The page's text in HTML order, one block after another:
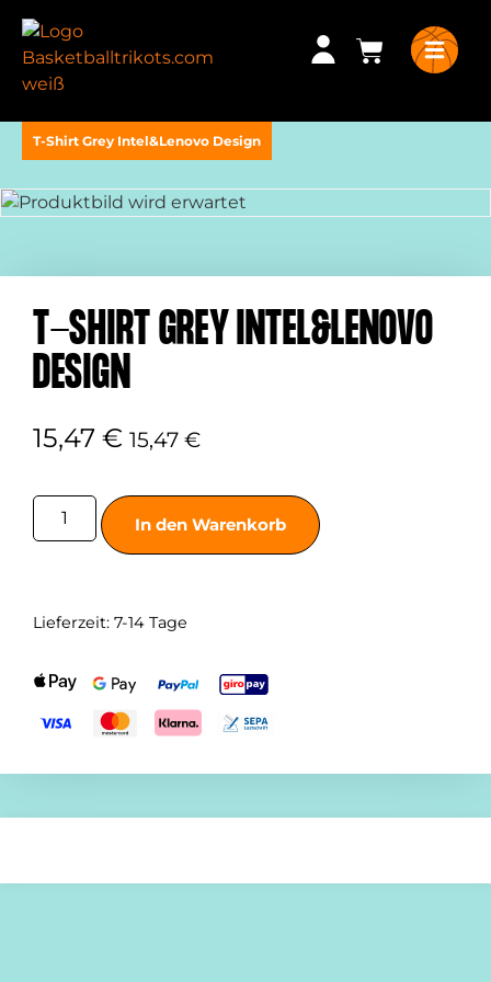
T-Shirt Grey Intel&Lenovo Design
T-SHIRT GREY INTEL&LENOVO
DESIGN
15,47 € 15,47 €
In den Warenkorb
Lieferzeit: 7-14 Tage